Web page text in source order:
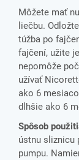
Môžete mať
liečbu.
túžba po
fajčení, užite
nepomôže
užívať
ako 6
dlhšie ako 6
Spôsob
ústnu sliznicu
pumpu.